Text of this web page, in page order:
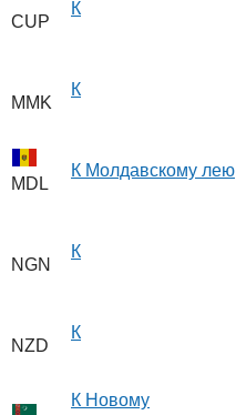
CUP
К
MMK
К
MDL
К Молдавскому лею
NGN
К
NZD
К
К Новому